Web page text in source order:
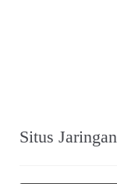
Situs Jaringan